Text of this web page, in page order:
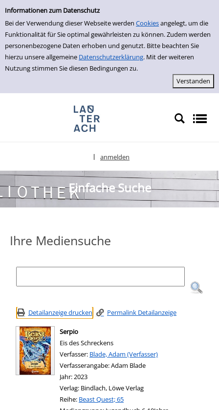
Einfache Suche
Informationen zum Datenschutz
Bei der Verwendung dieser Webseite werden Cookiesangelegt, um die
Funktionalität für Sie optimal gewährleisten zu können. Zudem werden
personenbezogene Daten erhoben und genutzt. Bitte beachten Sie
hierzu unsere allgemeine Datenschutzerklärung. Mit der weiteren
Nutzung stimmen Sie diesen Bedingungen zu.
zur Navigation springen
zum Inhalt springen
Zur Detailanzeige springen
anmelden
Einfache Suche
Ihre Mediensuche
Detailanzeige drucken Permalink Detailanzeige
Serpio
Eis des Schreckens
Verfasser: Suche nach diesem Verfasser
Blade, Adam (Verfasser)
Verfasserangabe:Adam Blade
Jahr:2023
Verlag: Bindlach, Löwe Verlag
Reihe: Beast Quest; 65